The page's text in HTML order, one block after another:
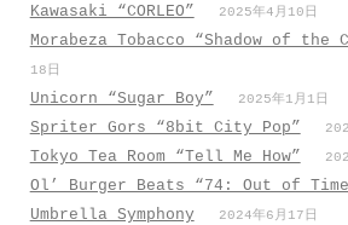
Kawasaki “CORLEO” 2025年4月10日
Morabeza Tobacco “Shadow of the
18日
Unicorn “Sugar Boy” 2025年1月1日
Spriter Gors “8bit City Pop”
Tokyo Tea Room “Tell Me How”
Ol’ Burger Beats “74: Out of
Umbrella Symphony 2024年6月17日